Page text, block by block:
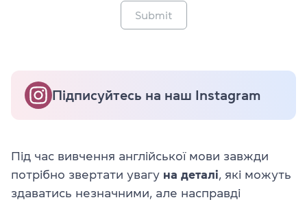
Submit
Підписуйтесь на наш Instagram
Під час вивчення англійської мови завжди
потрібно звертати увагу на деталі , які можуть
здаватись незначними, але насправді